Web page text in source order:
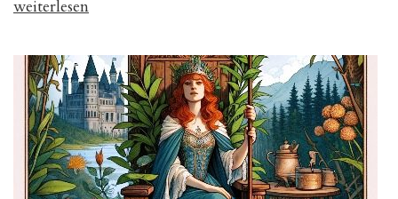
„Gedanken
der
Karte
XVI
„Der
Turm““
weiterlesen